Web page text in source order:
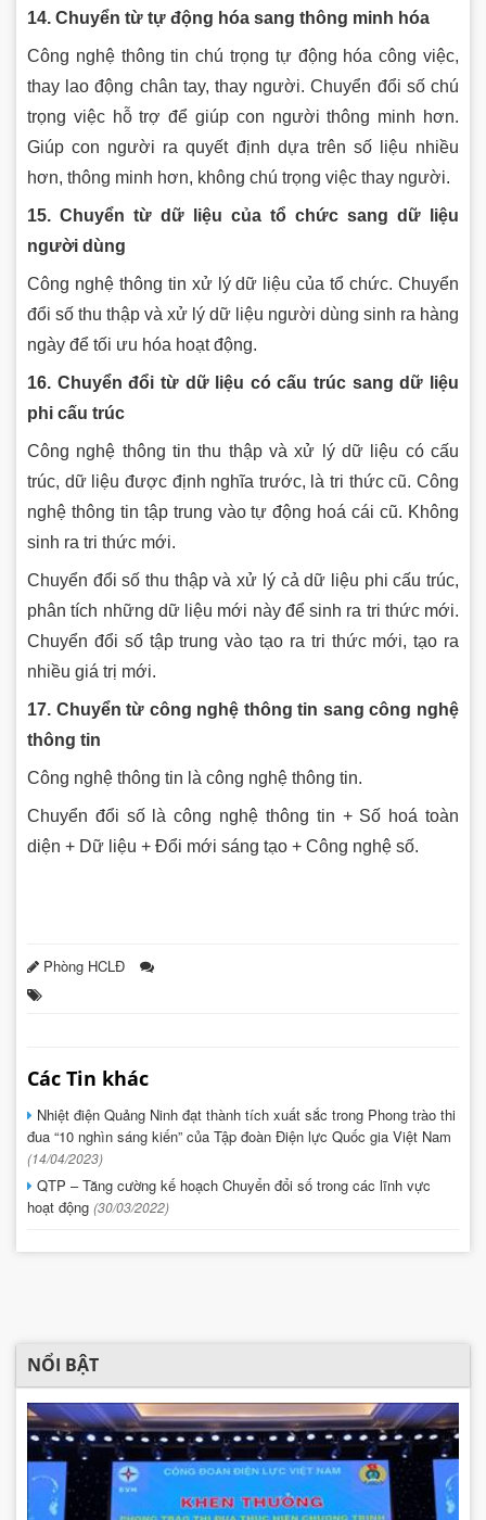
14. Chuyển từ tự động hóa sang thông minh hóa
Công nghệ thông tin chú trọng tự động hóa công việc,
thay lao động chân tay, thay người. Chuyển đổi số chú
trọng việc hỗ trợ để giúp con người thông minh hơn.
Giúp con người ra quyết định dựa trên số liệu nhiều
hơn, thông minh hơn, không chú trọng việc thay người.
15. Chuyển từ dữ liệu của tổ chức sang dữ liệu
người dùng
Công nghệ thông tin xử lý dữ liệu của tổ chức. Chuyển
đổi số thu thập và xử lý dữ liệu người dùng sinh ra hàng
ngày để tối ưu hóa hoạt động.
16. Chuyển đổi từ dữ liệu có cấu trúc sang dữ liệu
phi cấu trúc
Công nghệ thông tin thu thập và xử lý dữ liệu có cấu
trúc, dữ liệu được định nghĩa trước, là tri thức cũ. Công
nghệ thông tin tập trung vào tự động hoá cái cũ. Không
sinh ra tri thức mới.
Chuyển đổi số thu thập và xử lý cả dữ liệu phi cấu trúc,
phân tích những dữ liệu mới này để sinh ra tri thức mới.
Chuyển đổi số tập trung vào tạo ra tri thức mới, tạo ra
nhiều giá trị mới.
17. Chuyển từ công nghệ thông tin sang công nghệ
thông tin
Công nghệ thông tin là công nghệ thông tin.
Chuyển đổi số là công nghệ thông tin + Số hoá toàn
diện + Dữ liệu + Đổi mới sáng tạo + Công nghệ số.
Phòng HCLĐ
Các Tin khác
Nhiệt điện Quảng Ninh đạt thành tích xuất sắc trong Phong trào thi
đua “10 nghìn sáng kiến” của Tập đoàn Điện lực Quốc gia Việt Nam
(14/04/2023)
QTP – Tăng cường kế hoạch Chuyển đổi số trong các lĩnh vực
hoạt động (30/03/2022)
NỔI BẬT